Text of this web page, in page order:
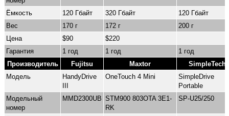
Ёмкость 120 Гбайт 320 Гбайт
120 Гбайт
Вес
170 г 172 г
200 г
Цена
$90
$220
Гарантия
1 год 1 год
1 год
Производитель
Fujitsu Maxtor
SimpleTech
Модель
HandyDrive
OneTouch 4 Mini
SimpleDrive
Portable
Модельный
номер
MMD2300UB STM900 803OTA 3E1-
RK
SP-U25/250